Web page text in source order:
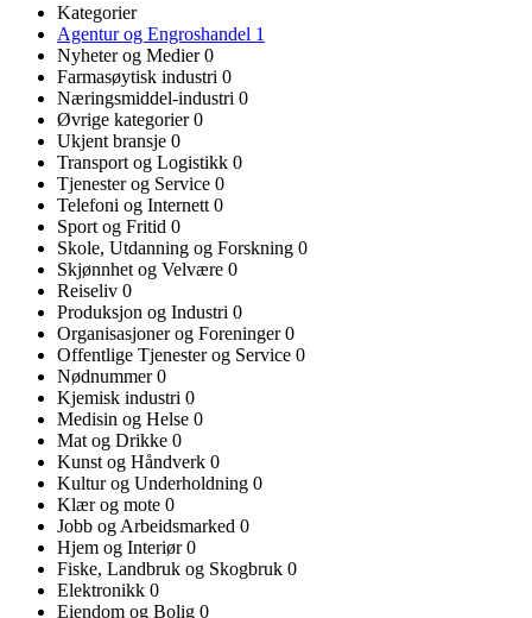
Kategorier
Agentur og Engroshandel 1
Nyheter og Medier0
Farmasøytisk industri 0
Næringsmiddel-industri 0
Øvrige kategorier0
Ukjent bransje 0
Transport og Logistikk 0
Tjenester og Service 0
Telefoni og Internett 0
Sport og Fritid 0
Skole, Utdanning og Forskning 0
Skjønnhet og Velvære 0
Reiseliv 0
Produksjon og Industri 0
Organisasjoner og Foreninger0
Offentlige Tjenester og Service 0
Nødnummer0
Kjemisk industri 0
Medisin og Helse 0
Mat og Drikke 0
Kunst og Håndverk 0
Kultur og Underholdning 0
Klær og mote 0
Jobb og Arbeidsmarked 0
Hjem og Interiør0
Fiske, Landbruk og Skogbruk 0
Elektronikk 0
Eiendom og Bolig 0